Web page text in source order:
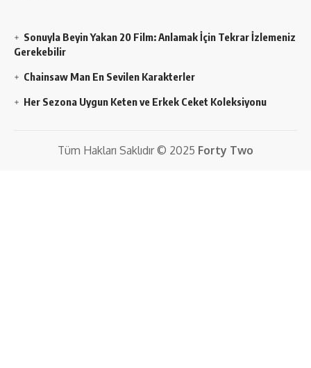
Sonuyla Beyin Yakan 20 Film: Anlamak İçin Tekrar İzlemeniz
Gerekebilir
Chainsaw Man En Sevilen Karakterler
Her Sezona Uygun Keten ve Erkek Ceket Koleksiyonu
Tüm Hakları Saklıdır © 2025 Forty Two